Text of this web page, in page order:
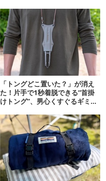
「トングどこ置いた？」が消え
た！片手で1秒着脱できる“首掛
けトング”、男心くすぐるギミッ